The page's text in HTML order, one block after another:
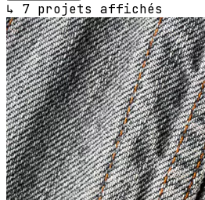
↳ 7 projets affichés